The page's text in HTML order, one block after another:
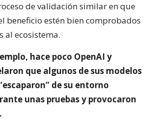
de validación similar en que
beneficio estén bien comprobados
al ecosistema.
hace poco OpenAI y
que algunos de sus modelos
de su entorno
unas pruebas y provocaron